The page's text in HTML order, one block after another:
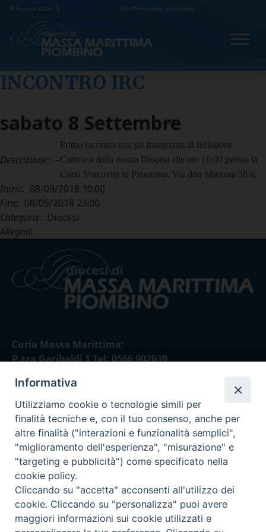
Skip
content
8 Agosto 2026 San Domenico, sacerdote
INCONTRO IRC
sabato 8 Settembre
Descrizione: –
Primo incontro con gli Insegnanti di Religione
Cattolica della nostra Diocesi alle ore 10:00 presso la
Curia Vescovile in Piombino, Via don Minzoni 58/a.
Inizio: 08/09/2018 10:00
Fine: 08/09/2018 23:00
Categorie: Diocesi
Allegati:
Curia Massa Marittima:
P.zza Garibaldi 1 Tel: 0566 902039
Curia Piombino:
Via Don Minzoni,58/A Tel e Fax: 0565 32036
E-mail:
curia@diocesimassamarittima.it
Informativa
Utilizziamo cookie o tecnologie simili per
finalità tecniche e, con il tuo consenso, anche per
altre finalità ("interazioni e funzionalità semplici",
"miglioramento dell'esperienza", "misurazione" e
"targeting e pubblicità") come specificato nella
cookie policy.
Cliccando su "accetta" acconsenti all'utilizzo dei
cookie. Cliccando su "personalizza" puoi avere
maggiori informazioni sui cookie utilizzati e